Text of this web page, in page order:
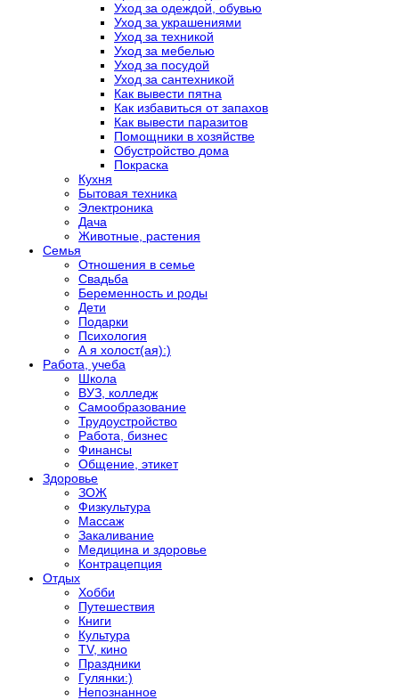
Уход за одеждой, обувью
Уход за украшениями
Уход за техникой
Уход за мебелью
Уход за посудой
Уход за сантехникой
Как вывести пятна
Как избавиться от запахов
Как вывести паразитов
Помощники в хозяйстве
Обустройство дома
Покраска
Кухня
Бытовая техника
Электроника
Дача
Животные, растения
Семья
Отношения в семье
Свадьба
Беременность и роды
Дети
Подарки
Психология
А я холост(ая):)
Работа, учеба
Школа
ВУЗ, колледж
Самообразование
Трудоустройство
Работа, бизнес
Финансы
Общение, этикет
Здоровье
ЗОЖ
Физкультура
Массаж
Закаливание
Медицина и здоровье
Контрацепция
Отдых
Хобби
Путешествия
Книги
Культура
TV, кино
Праздники
Гулянки:)
Непознанное